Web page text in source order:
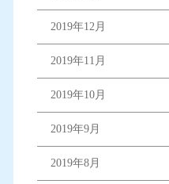
2019年12月
2019年11月
2019年10月
2019年9月
2019年8月